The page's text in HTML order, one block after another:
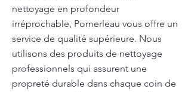
nettoyage en profondeur
irréprochable, Pomerleau vous offre un
service de qualité supérieure. Nous
utilisons des produits de nettoyage
professionnels qui assurent une
propreté durable dans chaque coin de